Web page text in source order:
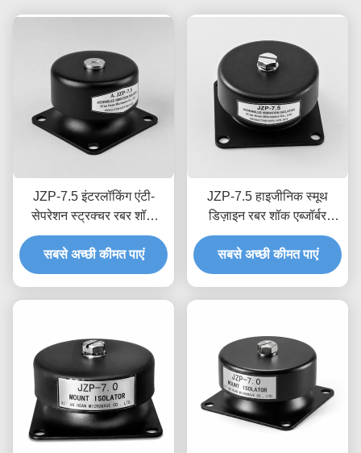
JZP-7.5 इंटरलॉकिंग एंटी-
सेपरेशन स्ट्रक्चर रबर शॉक
एब्जॉर्बर परमानेंट मोल्डेड लॉट
ट्रेसेबिलिटी के साथ
सबसे अच्छी कीमत पाएं
JZP-7.5 हाइजीनिक स्मूथ
डिज़ाइन रबर शॉक एब्जॉर्बर
आसान वॉशडाउन प्रोग्रेसिव
कुशनिंग के साथ
सबसे अच्छी कीमत पाएं